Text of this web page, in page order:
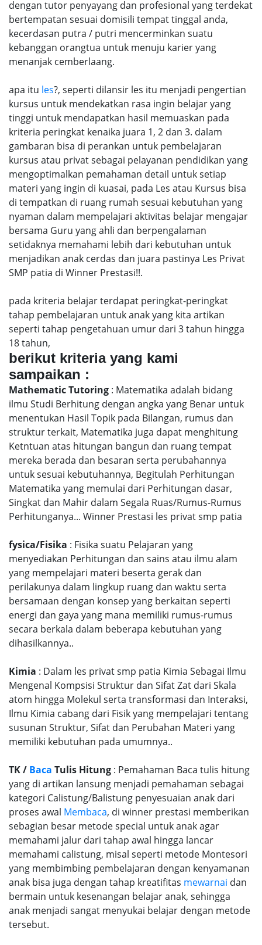
dengan tutor penyayang dan profesional yang terdekat
bertempatan sesuai domisili tempat tinggal anda,
kecerdasan putra / putri mencerminkan suatu
kebanggan orangtua untuk menuju karier yang
menanjak cemberlaang.
apa itu les?, seperti dilansir les itu menjadi pengertian
kursus untuk mendekatkan rasa ingin belajar yang
tinggi untuk mendapatkan hasil memuaskan pada
kriteria peringkat kenaika juara 1, 2 dan 3. dalam
gambaran bisa di perankan untuk pembelajaran
kursus atau privat sebagai pelayanan pendidikan yang
mengoptimalkan pemahaman detail untuk setiap
materi yang ingin di kuasai, pada Les atau Kursus bisa
di tempatkan di ruang rumah sesuai kebutuhan yang
nyaman dalam mempelajari aktivitas belajar mengajar
bersama Guru yang ahli dan berpengalaman
setidaknya memahami lebih dari kebutuhan untuk
menjadikan anak cerdas dan juara pastinya Les Privat
SMP patia di Winner Prestasi!!.
pada kriteria belajar terdapat peringkat-peringkat
tahap pembelajaran untuk anak yang kita artikan
seperti tahap pengetahuan umur dari 3 tahun hingga
18 tahun,
berikut kriteria yang kami
sampaikan :
Mathematic Tutoring : Matematika adalah bidang
ilmu Studi Berhitung dengan angka yang Benar untuk
menentukan Hasil Topik pada Bilangan, rumus dan
struktur terkait, Matematika juga dapat menghitung
Ketntuan atas hitungan bangun dan ruang tempat
mereka berada dan besaran serta perubahannya
untuk sesuai kebutuhannya, Begitulah Perhitungan
Matematika yang memulai dari Perhitungan dasar,
Singkat dan Mahir dalam Segala Ruas/Rumus-Rumus
Perhitunganya... Winner Prestasi les privat smp patia
fysica/Fisika : Fisika suatu Pelajaran yang
menyediakan Perhitungan dan sains atau ilmu alam
yang mempelajari materi beserta gerak dan
perilakunya dalam lingkup ruang dan waktu serta
bersamaan dengan konsep yang berkaitan seperti
energi dan gaya yang mana memiliki rumus-rumus
secara berkala dalam beberapa kebutuhan yang
dihasilkannya..
Kimia : Dalam les privat smp patia Kimia Sebagai Ilmu
Mengenal Kompsisi Struktur dan Sifat Zat dari Skala
atom hingga Molekul serta transformasi dan Interaksi,
Ilmu Kimia cabang dari Fisik yang mempelajari tentang
susunan Struktur, Sifat dan Perubahan Materi yang
memiliki kebutuhan pada umumnya..
TK / Baca Tulis Hitung : Pemahaman Baca tulis hitung
yang di artikan lansung menjadi pemahaman sebagai
kategori Calistung/Balistung penyesuaian anak dari
proses awal Membaca, di winner prestasi memberikan
sebagian besar metode special untuk anak agar
memahami jalur dari tahap awal hingga lancar
memahami calistung, misal seperti metode Montesori
yang membimbing pembelajaran dengan kenyamanan
anak bisa juga dengan tahap kreatifitas mewarnai dan
bermain untuk kesenangan belajar anak, sehingga
anak menjadi sangat menyukai belajar dengan metode
tersebut.